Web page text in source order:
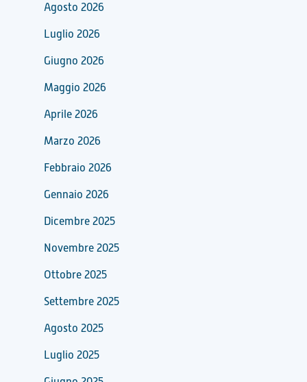
Agosto 2026
Luglio 2026
Giugno 2026
Maggio 2026
Aprile 2026
Marzo 2026
Febbraio 2026
Gennaio 2026
Dicembre 2025
Novembre 2025
Ottobre 2025
Settembre 2025
Agosto 2025
Luglio 2025